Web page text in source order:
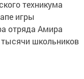
техникума
игры
отряда Амира
школьников